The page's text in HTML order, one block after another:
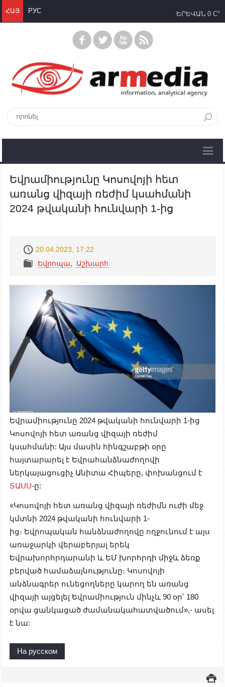
ՀԱՅ РУС ԵՐԵՎԱՆ 0 C°
Եվրամիությունը Կոսովոյի հետ
առանց վիզայի ռեժիմ կսահմանի
2024 թվականի հունվարի 1-ից
20.04.2023, 17:22
Եվրոպա
Աշխարհ
Եվրամիությունը 2024 թվականի հունվարի 1-ից
Կոսովոյի հետ առանց վիզայի ռեժիմ
կսահմանի: Այս մասին հինգշաբթի օրը
հայտարարել է Եվրահանձնաժողովի
ներկայացուցիչ Անիտա Հիպերը, փոխանցում է
ՏԱՍՍ-ը:
«Կոսովոյի հետ առանց վիզայի ռեժիմն ուժի մեջ
կմտնի 2024 թվականի հունվարի 1-
ից։ Եվրոպական հանձնաժողովը ողջունում է այս
առաջարկի վերաբերյալ երեկ
Եվրախորհրդարանի և ԵՄ խորհրդի միջև ձեռք
բերված համաձայնությունը։ Կոսովոյի
անձնագրեր ունեցողները կարող են առանց
վիզայի այցելել Եվրամիություն մինչև 90 օր՝ 180
օրվա ցանկացած ժամանակահատվածում»,- ասել
է նա:
На русском